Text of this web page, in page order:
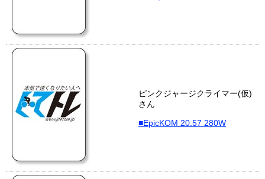
ピンクジャージクライマー(仮)
さん
■EpicKOM 20:57 280W